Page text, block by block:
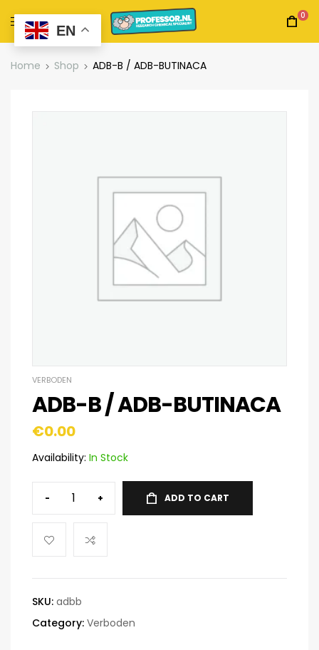
0
Home Shop ADB-B / ADB-BUTINACA
VERBODEN
ADB-B / ADB-BUTINACA
€0.00
Availability: In Stock
- + ADD TO CART
SKU: adbb
Category: Verboden
EN